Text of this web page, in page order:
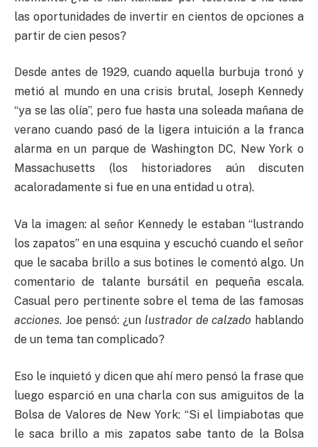
las oportunidades de invertir en cientos de opciones a
partir de cien pesos?
Desde antes de 1929, cuando aquella burbuja tronó y
metió al mundo en una crisis brutal, Joseph Kennedy
“ya se las olía”, pero fue hasta una soleada mañana de
verano cuando pasó de la ligera intuición a la franca
alarma en un parque de Washington DC, New York o
Massachusetts (los historiadores aún discuten
acaloradamente si fue en una entidad u otra).
Va la imagen: al señor Kennedy le estaban “lustrando
los zapatos” en una esquina y escuchó cuando el señor
que le sacaba brillo a sus botines le comentó algo. Un
comentario de talante bursátil en pequeña escala.
Casual pero pertinente sobre el tema de las famosas
acciones. Joe pensó: ¿un lustrador de calzado hablando
de un tema tan complicado?
Eso le inquietó y dicen que ahí mero pensó la frase que
luego esparció en una charla con sus amiguitos de la
Bolsa de Valores de New York: “Si el limpiabotas que
le saca brillo a mis zapatos sabe tanto de la Bolsa